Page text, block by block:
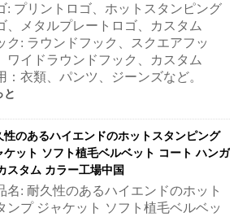
: プリントロゴ、ホットスタンピング
、メタルプレートロゴ、カスタム
ク: ラウンドフック、スクエアフッ
ワイドラウンドフック、カスタム
：衣類、パンツ、ジーンズなど。
と
性のあるハイエンドのホットスタンピング
ケット ソフト植毛ベルベット コート ハンガ
スタム カラー工場中国
名: 耐久性のあるハイエンドのホット
ンプ ジャケット ソフト植毛ベルベッ